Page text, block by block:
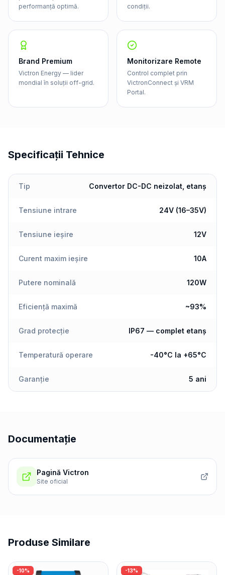
performanță optimă.
condiții.
Brand Premium
Victron Energy — lider
mondial în soluții off-grid.
Monitorizare Remote
Control complet prin
VictronConnect și VRM
Portal.
Specificații Tehnice
Tip Convertor DC-DC neizolat, etanș
Tensiune intrare 24V (16–35V)
Tensiune ieșire 12V
Curent maxim ieșire 10A
Putere nominală 120W
Eficiență maximă ~93%
Grad protecție IP67 — complet etanș
Temperatură operare -40°C la +65°C
Garanție 5 ani
Documentație
Pagină Victron
Site oficial
Produse Similare
-10% -13%